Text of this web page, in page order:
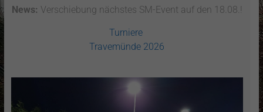
News: Verschiebung nächstes SM-Event auf den 18.08.!
Turniere
Travemünde 2026